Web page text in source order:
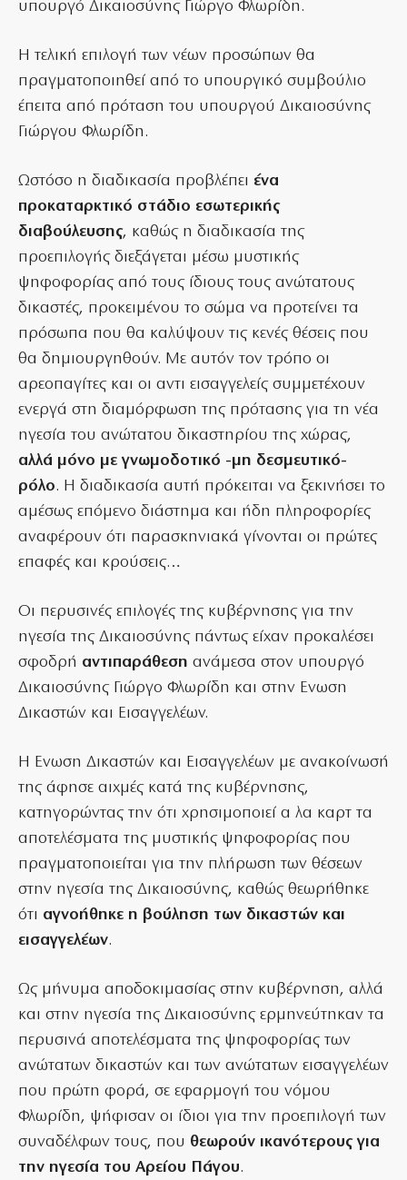
υπουργό Δικαιοσύνης Γιώργο Φλωρίδη.
Η τελική επιλογή των νέων προσώπων θα
πραγματοποιηθεί από το υπουργικό συμβούλιο
έπειτα από πρόταση του υπουργού Δικαιοσύνης
Γιώργου Φλωρίδη.
Ωστόσο η διαδικασία προβλέπει ένα
προκαταρκτικό στάδιο εσωτερικής
διαβούλευσης, καθώς η διαδικασία της
προεπιλογής διεξάγεται μέσω μυστικής
ψηφοφορίας από τους ίδιους τους ανώτατους
δικαστές, προκειμένου το σώμα να προτείνει τα
πρόσωπα που θα καλύψουν τις κενές θέσεις που
θα δημιουργηθούν. Με αυτόν τον τρόπο οι
αρεοπαγίτες και οι αντι εισαγγελείς συμμετέχουν
ενεργά στη διαμόρφωση της πρότασης για τη νέα
ηγεσία του ανώτατου δικαστηρίου της χώρας,
αλλά μόνο με γνωμοδοτικό -μη δεσμευτικό-
ρόλο. Η διαδικασία αυτή πρόκειται να ξεκινήσει το
αμέσως επόμενο διάστημα και ήδη πληροφορίες
αναφέρουν ότι παρασκηνιακά γίνονται οι πρώτες
επαφές και κρούσεις…
Οι περυσινές επιλογές της κυβέρνησης για την
ηγεσία της Δικαιοσύνης πάντως είχαν προκαλέσει
σφοδρή αντιπαράθεση ανάμεσα στον υπουργό
Δικαιοσύνης Γιώργο Φλωρίδη και στην Ενωση
Δικαστών και Εισαγγελέων.
Η Ενωση Δικαστών και Εισαγγελέων με ανακοίνωσή
της άφησε αιχμές κατά της κυβέρνησης,
κατηγορώντας την ότι χρησιμοποιεί α λα καρτ τα
αποτελέσματα της μυστικής ψηφοφορίας που
πραγματοποιείται για την πλήρωση των θέσεων
στην ηγεσία της Δικαιοσύνης, καθώς θεωρήθηκε
ότι αγνοήθηκε η βούληση των δικαστών και
εισαγγελέων.
Ως μήνυμα αποδοκιμασίας στην κυβέρνηση, αλλά
και στην ηγεσία της Δικαιοσύνης ερμηνεύτηκαν τα
περυσινά αποτελέσματα της ψηφοφορίας των
ανώτατων δικαστών και των ανώτατων εισαγγελέων
που πρώτη φορά, σε εφαρμογή του νόμου
Φλωρίδη, ψήφισαν οι ίδιοι για την προεπιλογή των
συναδέλφων τους, που θεωρούν ικανότερους για
την ηγεσία του Αρείου Πάγου.